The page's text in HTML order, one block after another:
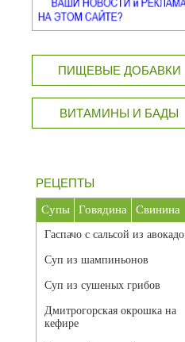
ПИЩЕВЫЕ ДОБАВКИ
ВИТАМИНЫ И БАДЫ
РЕЦЕПТЫ
Супы Говядина Свинина
Гаспачо с сальсой из авокадо
Суп из шампиньонов
Суп из сушеных грибов
Дмитрогорская окрошка на
кефире